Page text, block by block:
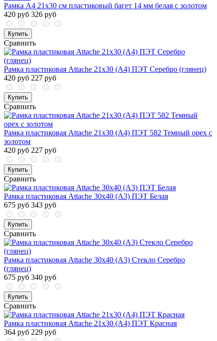
Рамка А4 21x30 см пластиковый багет 14 мм белая с золотом
420 руб 326 руб
Купить
Сравнить
Рамка пластиковая Attache 21x30 (A4) ПЭТ Серебро (глянец)
420 руб 227 руб
Купить
Сравнить
Рамка пластиковая Attache 21x30 (A4) ПЭТ 582 Темный орех с
золотом
420 руб 227 руб
Купить
Сравнить
Рамка пластиковая Attache 30х40 (А3) ПЭТ Белая
675 руб 343 руб
Купить
Сравнить
Рамка пластиковая Attache 30х40 (А3) Стекло Серебро
(глянец)
675 руб 340 руб
Купить
Сравнить
Рамка пластиковая Attache 21x30 (A4) ПЭТ Красная
364 руб 229 руб